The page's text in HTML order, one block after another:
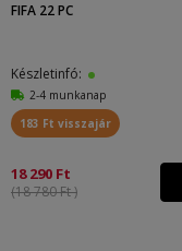
FIFA 22 PC
Készletinfó:
2-4 munkanap
183 Ft visszajár
18 290 Ft
(18 780 Ft )